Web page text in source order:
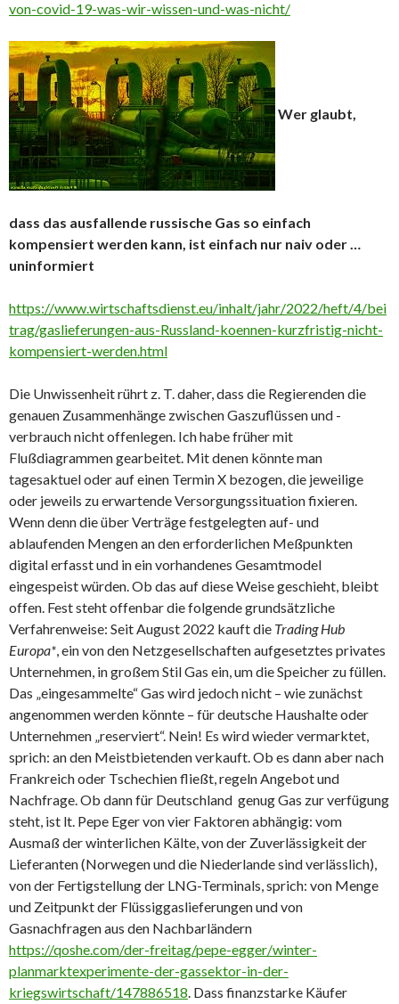
von-covid-19-was-wir-wissen-und-was-nicht/
Wer glaubt,
dass das ausfallende russische Gas so einfach
kompensiert werden kann, ist einfach nur naiv oder …
uninformiert
https://www.wirtschaftsdienst.eu/inhalt/jahr/2022/heft/4/bei
trag/gaslieferungen-aus-Russland-koennen-kurzfristig-nicht-
kompensiert-werden.html
Die Unwissenheit rührt z. T. daher, dass die Regierenden die
genauen Zusammenhänge zwischen Gaszuflüssen und -
verbrauch nicht offenlegen. Ich habe früher mit
Flußdiagrammen gearbeitet. Mit denen könnte man
tagesaktuel oder auf einen Termin X bezogen, die jeweilige
oder jeweils zu erwartende Versorgungssituation fixieren.
Wenn denn die über Verträge festgelegten auf- und
ablaufenden Mengen an den erforderlichen Meßpunkten
digital erfasst und in ein vorhandenes Gesamtmodel
eingespeist würden. Ob das auf diese Weise geschieht, bleibt
offen. Fest steht offenbar die folgende grundsätzliche
Verfahrenweise: Seit August 2022 kauft die Trading Hub
Europa* , ein von den Netzgesellschaften aufgesetztes privates
Unternehmen, in großem Stil Gas ein, um die Speicher zu füllen.
Das „eingesammelte“ Gas wird jedoch nicht – wie zunächst
angenommen werden könnte – für deutsche Haushalte oder
Unternehmen „reserviert“. Nein! Es wird wieder vermarktet,
sprich: an den Meistbietenden verkauft. Ob es dann aber nach
Frankreich oder Tschechien fließt, regeln Angebot und
Nachfrage. Ob dann für Deutschland genug Gas zur verfügung
steht, ist lt. Pepe Eger von vier Faktoren abhängig: vom
Ausmaß der winterlichen Kälte, von der Zuverlässigkeit der
Lieferanten (Norwegen und die Niederlande sind verlässlich),
von der Fertigstellung der LNG-Terminals, sprich: von Menge
und Zeitpunkt der Flüssiggaslieferungen und von
Gasnachfragen aus den Nachbarländern
https://qoshe.com/der-freitag/pepe-egger/winter-
planmarktexperimente-der-gassektor-in-der-
kriegswirtschaft/147886518 . Dass finanzstarke Käufer